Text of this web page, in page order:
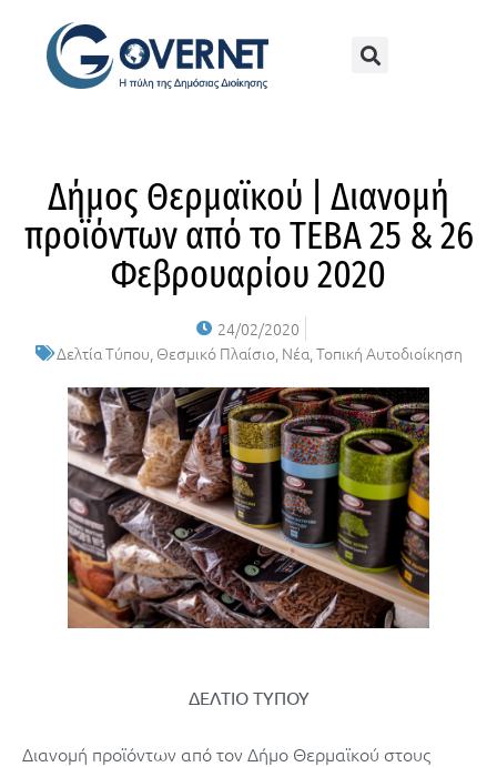
Δήμος Θερμαϊκού | Διανομή
προϊόντων από το ΤΕΒΑ 25 & 26
Φεβρουαρίου 2020
24/02/2020
Δελτία Τύπου Θεσμικό Πλαίσιο, Νέα Τοπική Αυτοδιοίκηση
ΔΕΛΤΙΟ ΤΥΠΟΥ
Διανομή προϊόντων από τον Δήμο Θερμαϊκού στους